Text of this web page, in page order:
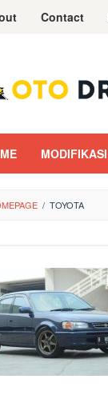
Contact
MODIFIKASI
/ TOYOTA